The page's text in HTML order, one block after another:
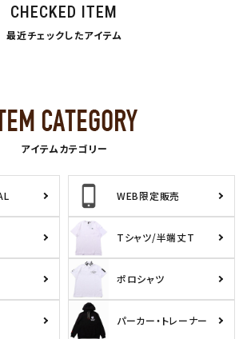
CHECKED ITEM
最近チェックしたアイテム
アイテムカテゴリー
WEB限定販売
Tシャツ/半端丈T
ポロシャツ
パーカー・トレーナー